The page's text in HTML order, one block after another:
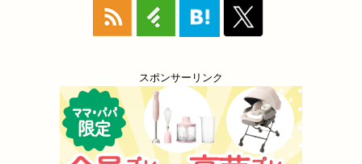
スポンサーリンク